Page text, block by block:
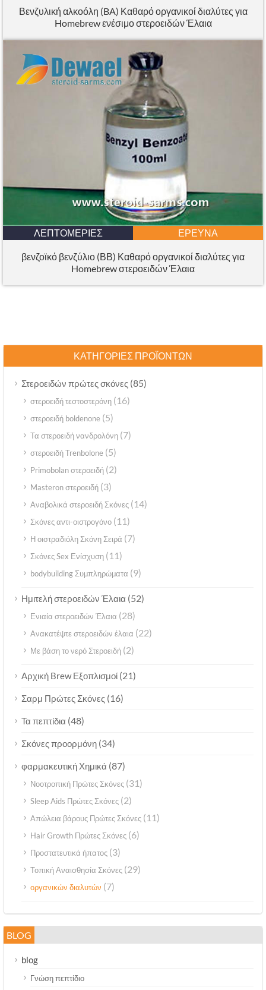
Βενζυλική αλκοόλη (BA) Καθαρό οργανικοί διαλύτες για
Homebrew ενέσιμο στεροειδών Έλαια
ΛΕΠΤΟΜΈΡΙΕΣ ΈΡΕΥΝΑ
βενζοϊκό βενζύλιο (ΒΒ) Καθαρό οργανικοί διαλύτες για
Homebrew στεροειδών Έλαια
ΚΑΤΗΓΟΡΊΕΣ ΠΡΟΪΌΝΤΩΝ
Στεροειδών πρώτες σκόνες (85)
στεροειδή τεστοστερόνη (16)
στεροειδή boldenone (5)
Τα στεροειδή νανδρολόνη (7)
στεροειδή Trenbolone (5)
Primobolan στεροειδή (2)
Masteron στεροειδή (3)
Αναβολικά στεροειδή Σκόνες (14)
Σκόνες αντι-οιστρογόνο (11)
Η οιστραδιόλη Σκόνη Σειρά (7)
Σκόνες Sex Ενίσχυση (11)
bodybuilding Συμπληρώματα (9)
Ημιτελή στεροειδών Έλαια (52)
Ενιαία στεροειδών Έλαια (28)
Ανακατέψτε στεροειδών έλαια (22)
Με βάση το νερό Στεροειδή (2)
Αρχική Brew Εξοπλισμοί (21)
Σαρμ Πρώτες Σκόνες (16)
Τα πεπτίδια (48)
Σκόνες προορμόνη (34)
φαρμακευτική Χημικά (87)
Νοοτροπική Πρώτες Σκόνες (31)
Sleep Aids Πρώτες Σκόνες (2)
Απώλεια βάρους Πρώτες Σκόνες (11)
Hair Growth Πρώτες Σκόνες (6)
Προστατευτικά ήπατος (3)
Τοπική Αναισθησία Σκόνες (29)
οργανικών διαλυτών (7)
BLOG
blog
Γνώση πεπτίδιο